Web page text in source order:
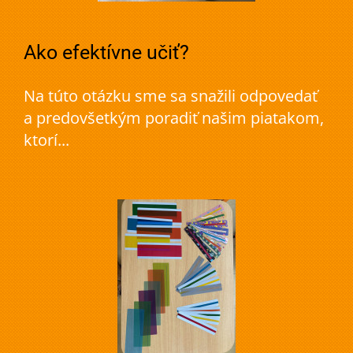
Ako efektívne učiť?
Na túto otázku sme sa snažili odpovedať
a predovšetkým poradiť našim piatakom,
ktorí...